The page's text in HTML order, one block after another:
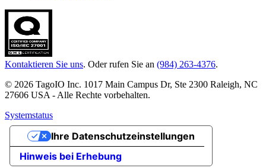
Kontaktieren Sie uns. Oder rufen Sie an (984) 263-4376.
© 2026 TagoIO Inc. 1017 Main Campus Dr, Ste 2300 Raleigh, NC
27606 USA - Alle Rechte vorbehalten.
Systemstatus
Hinweis bei Erhebung
Ihre Datenschutzeinstellungen